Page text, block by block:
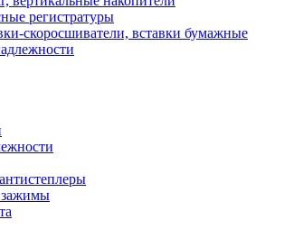
регистратуры
скоросшиватели, вставки бумажные